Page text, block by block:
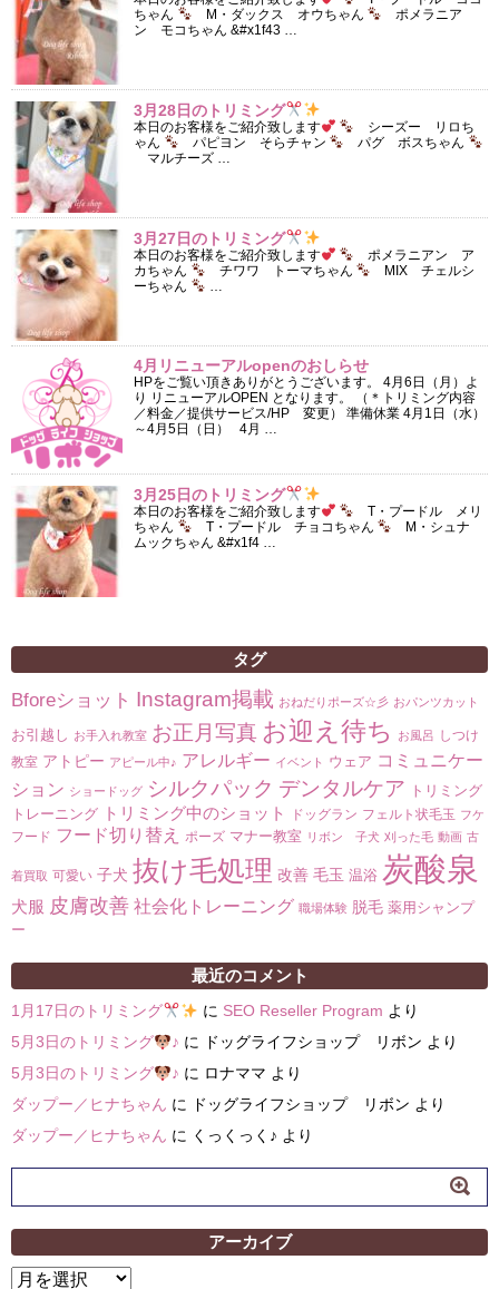
ちゃん
M・ダックス オウちゃん
ポメラニア
ン モコちゃん &#x1f43 …
3月28日のトリミング
本日のお客様をご紹介致します
シーズー リロち
ゃん
パピヨン そらチャン
パグ ボスちゃん
マルチーズ …
3月27日のトリミング
本日のお客様をご紹介致します
ポメラニアン ア
カちゃん
チワワ トーマちゃん
MIX チェルシ
ーちゃん
…
4月リニューアルopenのおしらせ
HPをご覧い頂きありがとうございます。 4月6日（月）よ
り リニューアルOPEN となります。 （＊トリミング内容
／料金／提供サービス/HP 変更） 準備休業 4月1日（水）
～4月5日（日） 4月 …
3月25日のトリミング
本日のお客様をご紹介致します
T・プードル メリ
ちゃん
T・プードル チョコちゃん
M・シュナ
ムックちゃん &#x1f4 …
タグ
Bforeショット Instagram掲載 おねだりポーズ☆彡 おパンツカット
お引越し お手入れ教室 お正月写真 お迎え待ち お風呂 しつけ
教室 アトピー アピール中♪ アレルギー イベント ウェア コミュニケー
ション ショードッグ シルクパック デンタルケア
トリミング
トレーニング
トリミング中のショット ドッグラン フェルト状毛玉 フケ
フード フード切り替え ポーズ マナー教室 リボン 子犬 刈った毛 動画 古
着買取 可愛い 子犬 抜け毛処理 改善 毛玉 温浴 炭酸泉
犬服 皮膚改善 社会化トレーニング 職場体験 脱毛 薬用シャンプ
ー
最近のコメント
1月17日のトリミング に SEO Reseller Program より
5月3日のトリミング
♪ に ドッグライフショップ リボン より
5月3日のトリミング
♪ に ロナママ より
ダップー／ヒナちゃん に ドッグライフショップ リボン より
ダップー／ヒナちゃん に くっくっく♪ より
アーカイブ
ア